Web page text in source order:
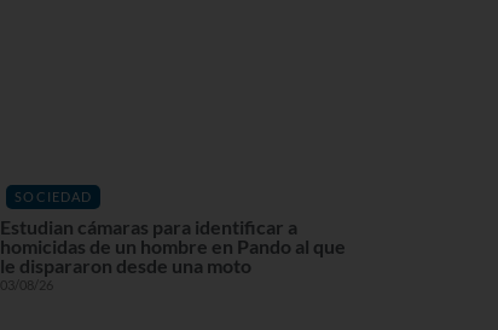
SOCIEDAD
Estudian cámaras para identificar a
homicidas de un hombre en Pando al que
le dispararon desde una moto
03/08/26